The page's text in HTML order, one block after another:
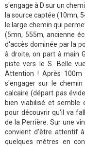
s'engage à D sur un
la source captée (10mn,
le large chemin qui
(5mn, 555m, ancienne
d'accès dominée par la
à droite, on part à main
piste vers le S. Belle
Attention ! Après
s'engager sur le
calcaire (départ pas
bien viabilisé et semble
pour découvrir qu'il va
de la Perrière. Sur une
convient d'être attentif
quelques mètres en